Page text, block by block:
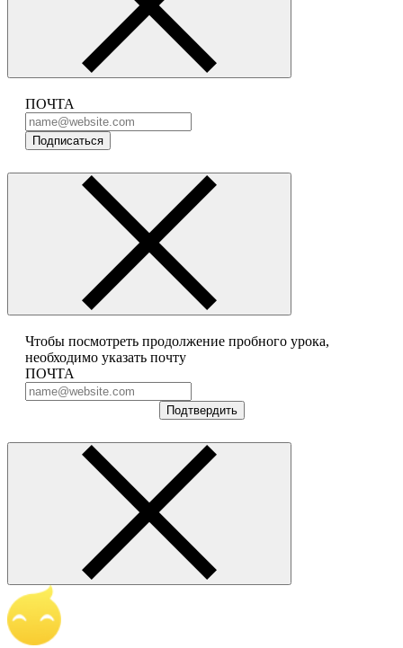
ПОЧТА
Подписаться
Чтобы посмотреть продолжение пробного урока,
необходимо указать почту
ПОЧТА
Подтвердить